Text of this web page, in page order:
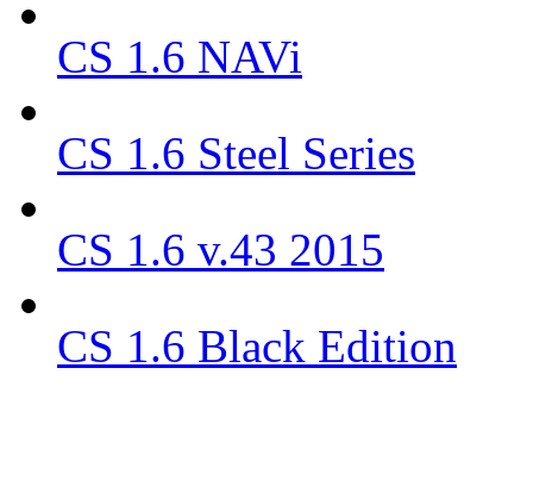
CS 1.6 NAVi
CS 1.6 Steel Series
CS 1.6 v.43 2015
CS 1.6 Black Edition